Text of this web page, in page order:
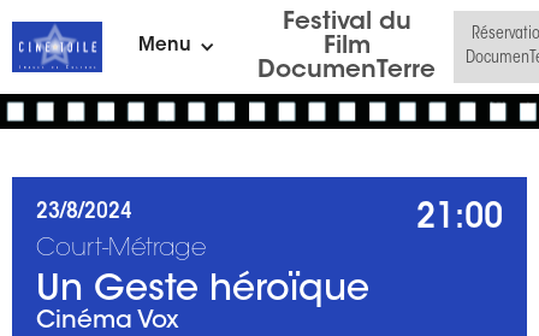
Menu
Festival du
Film
DocumenTerre
23/8/2024 21:00
Court-Métrage
Un Geste héroïque
Cinéma Vox